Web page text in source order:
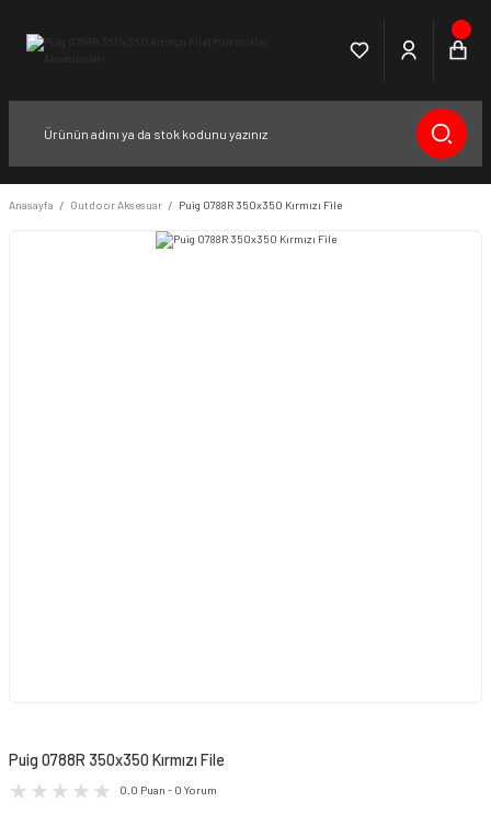
Anasayfa Outdoor Aksesuar Puig 0788R 350x350 Kırmızı File
Puig 0788R 350x350 Kırmızı File
0.0 Puan - 0 Yorum